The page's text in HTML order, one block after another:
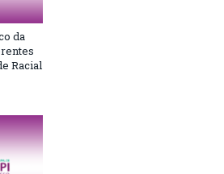
da
Racial